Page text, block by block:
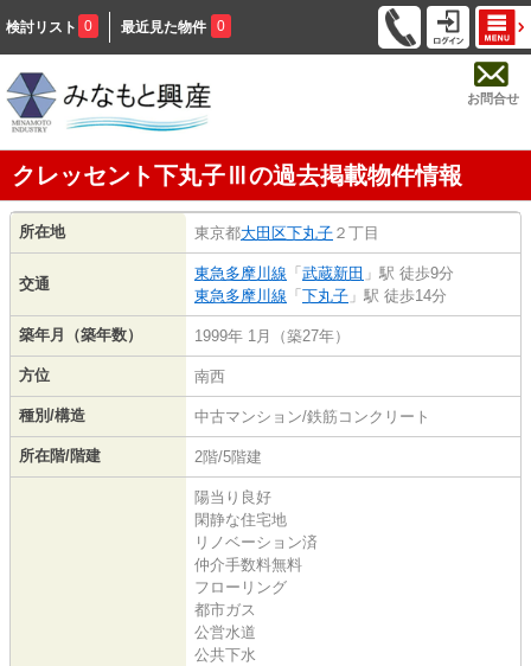
検討リスト 0 最近見た物件 0
お問合せ
クレッセント下丸子Ⅲの過去掲載物件情報
所在地 東京都大田区下丸子 ２丁目
交通
東急多摩川線 「武蔵新田 」駅 徒歩9分
東急多摩川線 「下丸子 」駅 徒歩14分
築年月（築年数） 1999年 1月（築27年）
方位 南西
種別/構造 中古マンション/鉄筋コンクリート
所在階/階建 2階/5階建
陽当り良好
閑静な住宅地
リノベーション済
仲介手数料無料
フローリング
都市ガス
公営水道
公共下水